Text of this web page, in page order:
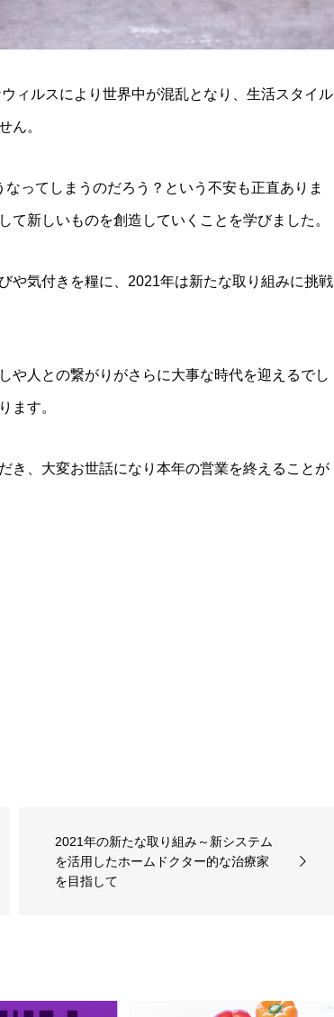
ィルスにより世界中が混乱となり、生活スタイル
ん。
ってしまうのだろう？という不安も正直ありま
て新しいものを創造していくことを学びました。
や気付きを糧に、2021年は新たな取り組みに挑戦
や人との繋がりがさらに大事な時代を迎えるでし
ます。
き、大変お世話になり本年の営業を終えることが
2021年の新たな取り組み～新システム
を活用したホームドクター的な治療家
を目指して